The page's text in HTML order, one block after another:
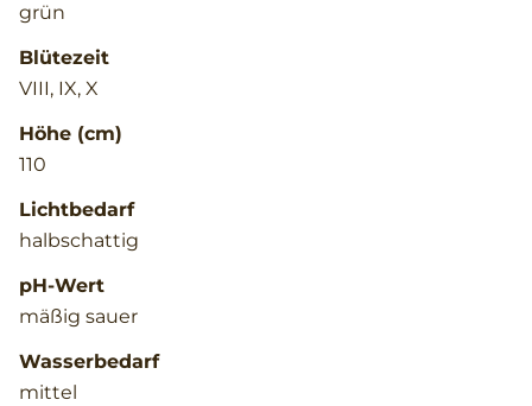
grün
Blütezeit
VIII, IX, X
Höhe (cm)
110
Lichtbedarf
halbschattig
pH-Wert
mäßig sauer
Wasserbedarf
mittel